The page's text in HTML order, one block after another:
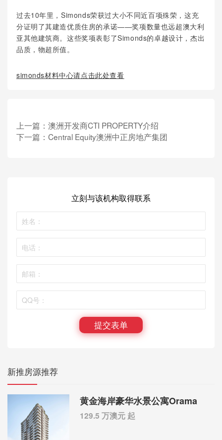
过去10年里，Simonds荣获过大小不同近百项殊荣，这充
分证明了其建造优质住房的承诺——奖项数量也远超澳大利
亚其他建筑商。这些奖项表彰了Simonds的卓越设计，杰出
品质，物超所值。
simonds材料中心请点击此处查看
上一篇： 澳洲开发商CTI PROPERTY介绍
下一篇： Central Equity澳洲中正房地产集团
立刻与该机构取得联系
提交表单
新推房源推荐
黄金海岸豪华水景公寓Orama
129.5 万澳元 起